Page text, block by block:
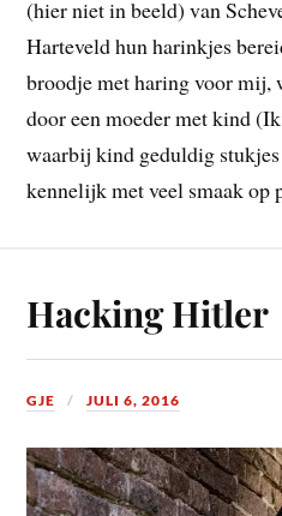
(hier niet in beeld) van
Harteveld hun harinkjes
broodje met haring voor mij,
door een moeder met kind
waarbij kind geduldig
kennelijk met veel smaak
Hacking Hitler
GJE JULI 6, 2016